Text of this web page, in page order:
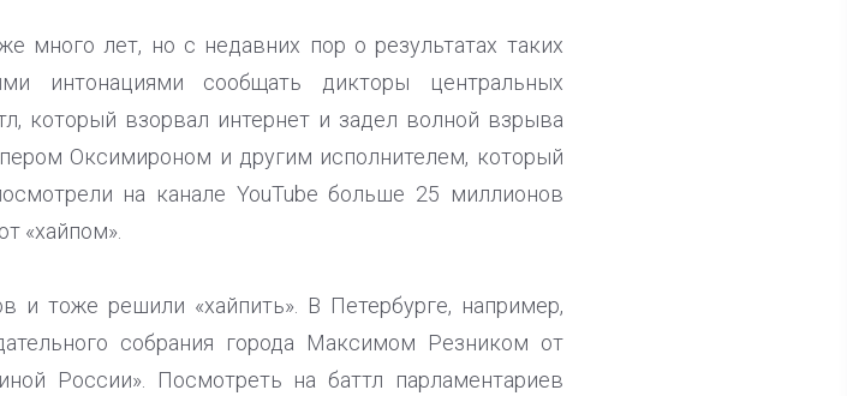
много лет, но с недавних пор о результатах таких
интонациями сообщать дикторы центральных
который взорвал интернет и задел волной взрыва
Оксимироном и другим исполнителем, который
на канале YouTube больше 25 миллионов
«хайпом».
и тоже решили «хайпить». В Петербурге, например,
собрания города Максимом Резником от
России». Посмотреть на баттл парламентариев